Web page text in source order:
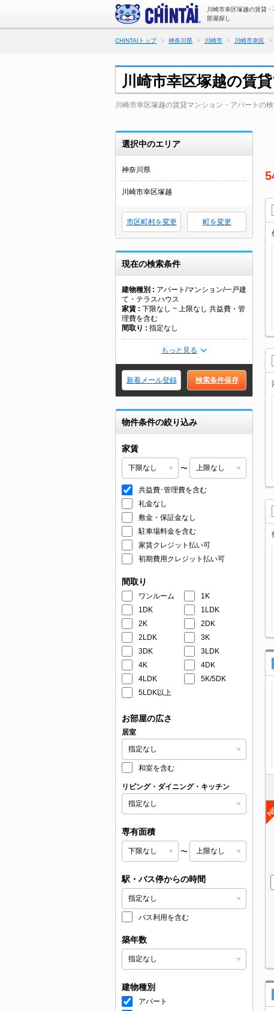
川崎市幸区塚越の賃貸
部屋探し
CHINTAIトップ 神奈川県 川崎市 川崎市幸区
川崎市幸区塚越の賃
川崎市幸区塚越の賃貸マンション・アパートの
選択中のエリア
神奈川県
川崎市幸区塚越
市区町村を変更 町を変更
現在の検索条件
建物種別
アパート/マンション/一戸建
て・テラスハウス
家賃
下限なし ~ 上限なし 共益費・管
理費を含む
間取り
指定なし
もっと見る
新着メール登録 検索条件保存
物件条件の絞り込み
家賃
〜
共益費･管理費を含む
礼金なし
敷金・保証金なし
駐車場料金を含む
家賃クレジット払い可
初期費用クレジット払い可
間取り
ワンルーム
1K
1DK
1LDK
2K
2DK
2LDK
3K
3DK
3LDK
4K
4DK
4LDK
5K/5DK
5LDK以上
お部屋の広さ
居室
和室を含む
リビング・ダイニング・キッチン
専有面積
〜
駅・バス停からの時間
バス利用を含む
築年数
建物種別
アパート